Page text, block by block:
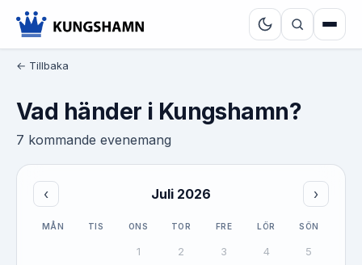
← Tillbaka
Vad händer i Kungshamn?
7 kommande evenemang
‹ Juli 2026 ›
MÅN TIS ONS TOR FRE LÖR SÖN
1 2 3 4 5